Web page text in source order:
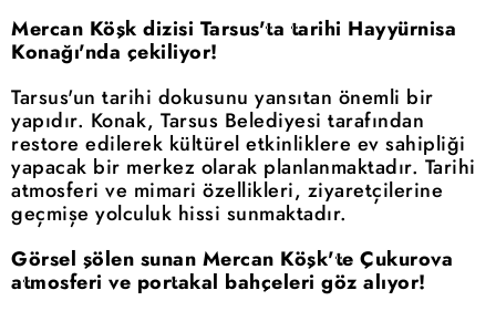
Mercan Köşk dizisi Tarsus'ta tarihi Hayyürnisa
Konağı'nda çekiliyor!
Tarsus'un tarihi dokusunu yansıtan önemli bir
yapıdır. Konak, Tarsus Belediyesi tarafından
restore edilerek kültürel etkinliklere ev sahipliği
yapacak bir merkez olarak planlanmaktadır. Tarihi
atmosferi ve mimari özellikleri, ziyaretçilerine
geçmişe yolculuk hissi sunmaktadır.
Görsel şölen sunan Mercan Köşk'te Çukurova
atmosferi ve portakal bahçeleri göz alıyor!